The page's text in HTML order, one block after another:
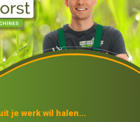
je werk wil halen...